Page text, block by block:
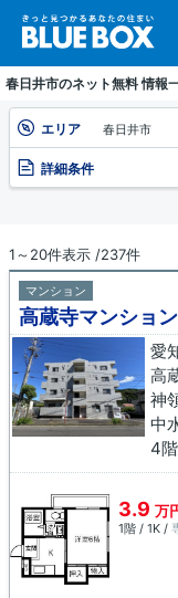
春日井市のネット無料 情報
エリア 春日井市
詳細条件
1～20件表示 /237件
マンション
高蔵寺マンション
愛
神
中
4
3.9 万
1階 / 1K /